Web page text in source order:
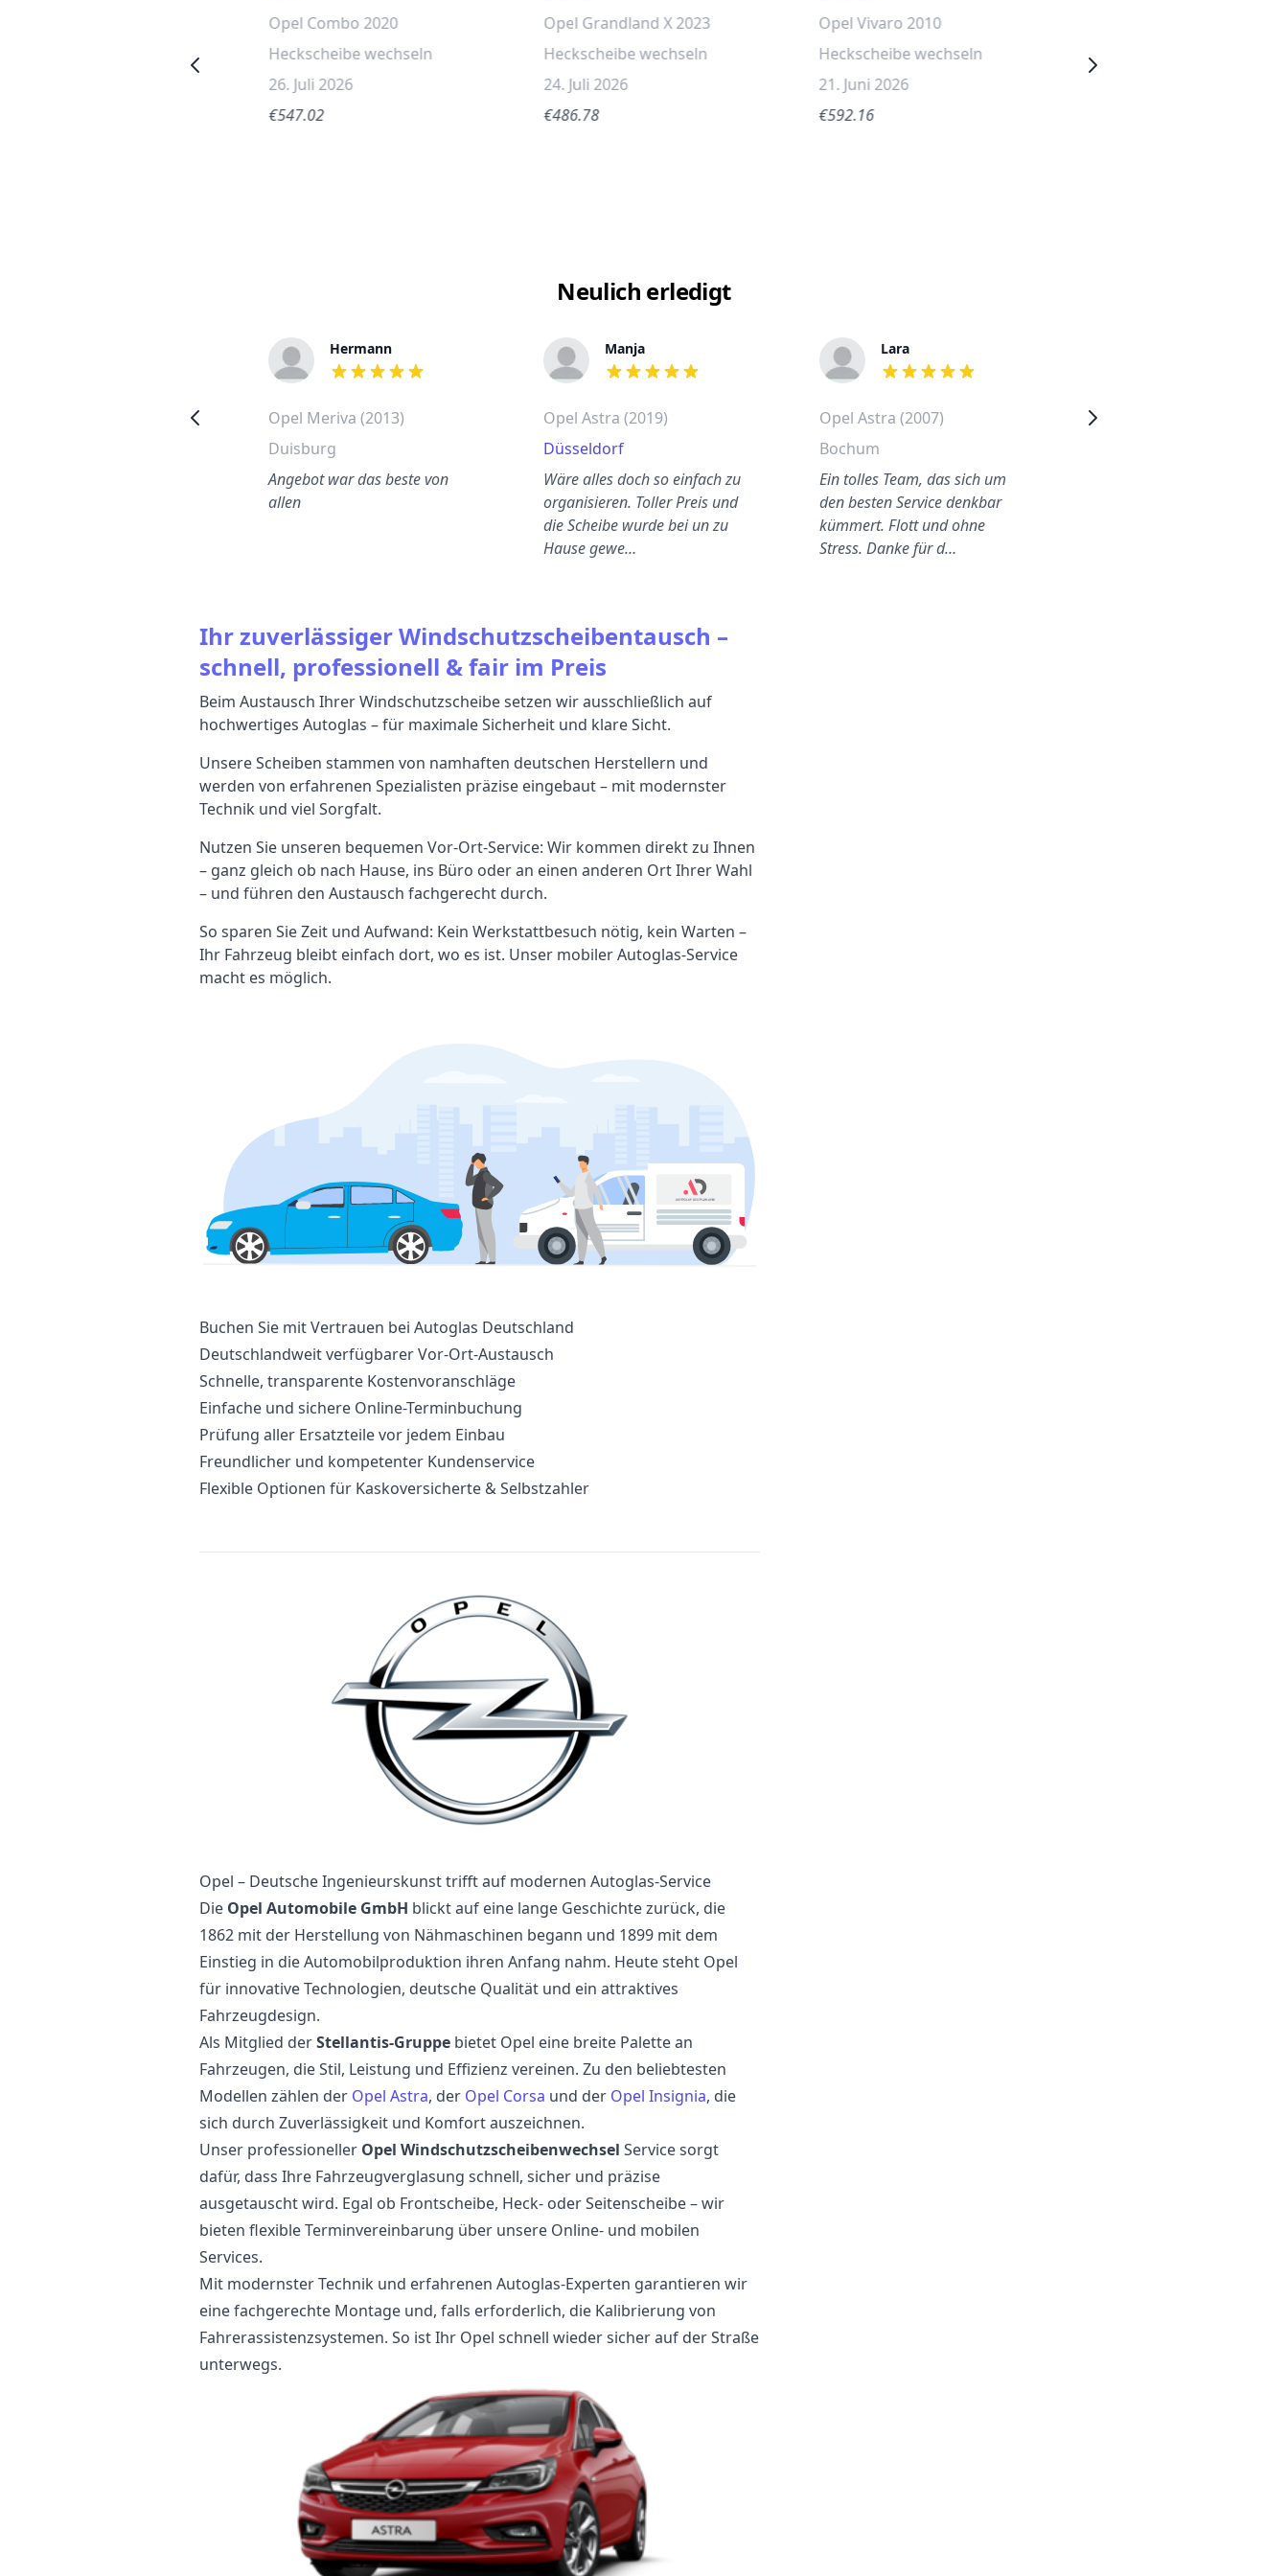
Opel Combo 2020
Heckscheibe wechseln
26. Juli 2026
€547.02
Opel Grandland X 2023
Heckscheibe wechseln
24. Juli 2026
€486.78
Opel Vivaro 2010
Heckscheibe wechseln
21. Juni 2026
€592.16
Neulich erledigt
Hermann
out of 5 stars
Opel Meriva (2013)
Duisburg
Angebot war das beste von
allen
Manja
out of 5 stars
Opel Astra (2019)
Düsseldorf
Wäre alles doch so einfach zu
organisieren. Toller Preis und
die Scheibe wurde bei un zu
Hause gewe…
Lara
out of 5 stars
Opel Astra (2007)
Bochum
Ein tolles Team, das sich um
den besten Service denkbar
kümmert. Flott und ohne
Stress. Danke für d…
Volkswagen Fox (2006)
Ihr zuverlässiger Windschutzscheibentausch –
schnell, professionell & fair im Preis
Beim Austausch Ihrer Windschutzscheibe setzen wir ausschließlich auf
hochwertiges Autoglas – für maximale Sicherheit und klare Sicht.
Unsere Scheiben stammen von namhaften deutschen Herstellern und
werden von erfahrenen Spezialisten präzise eingebaut – mit modernster
Technik und viel Sorgfalt.
Nutzen Sie unseren bequemen Vor-Ort-Service: Wir kommen direkt zu Ihnen
– ganz gleich ob nach Hause, ins Büro oder an einen anderen Ort Ihrer Wahl
– und führen den Austausch fachgerecht durch.
So sparen Sie Zeit und Aufwand: Kein Werkstattbesuch nötig, kein Warten –
Ihr Fahrzeug bleibt einfach dort, wo es ist. Unser mobiler Autoglas-Service
macht es möglich.
Buchen Sie mit Vertrauen bei Autoglas Deutschland
Deutschlandweit verfügbarer Vor-Ort-Austausch
Schnelle, transparente Kostenvoranschläge
Einfache und sichere Online-Terminbuchung
Prüfung aller Ersatzteile vor jedem Einbau
Freundlicher und kompetenter Kundenservice
Flexible Optionen für Kaskoversicherte & Selbstzahler
Opel – Deutsche Ingenieurskunst trifft auf modernen Autoglas-Service
Die Opel Automobile GmbH blickt auf eine lange Geschichte zurück, die
1862 mit der Herstellung von Nähmaschinen begann und 1899 mit dem
Einstieg in die Automobilproduktion ihren Anfang nahm. Heute steht Opel
für innovative Technologien, deutsche Qualität und ein attraktives
Fahrzeugdesign.
Als Mitglied derStellantis-Gruppe bietet Opel eine breite Palette an
Fahrzeugen, die Stil, Leistung und Effizienz vereinen. Zu den beliebtesten
Modellen zählen der Opel Astra, der Opel Corsa und der Opel Insignia, die
sich durch Zuverlässigkeit und Komfort auszeichnen.
Unser professioneller Opel Windschutzscheibenwechsel Service sorgt
dafür, dass Ihre Fahrzeugverglasung schnell, sicher und präzise
ausgetauscht wird. Egal ob Frontscheibe, Heck- oder Seitenscheibe – wir
bieten flexible Terminvereinbarung über unsere Online- und mobilen
Services.
Mit modernster Technik und erfahrenen Autoglas-Experten garantieren wir
eine fachgerechte Montage und, falls erforderlich, die Kalibrierung von
Fahrerassistenzsystemen. So ist Ihr Opel schnell wieder sicher auf der Straße
unterwegs.